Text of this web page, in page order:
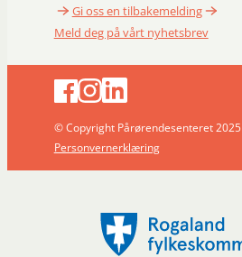
Gi oss en tilbakemelding
Meld deg på vårt nyhetsbrev
© Copyright Pårørendesenteret 2025
Personvernerklæring